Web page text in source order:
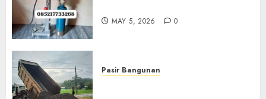
MAY 5, 2026 0
Pasir Bangunan